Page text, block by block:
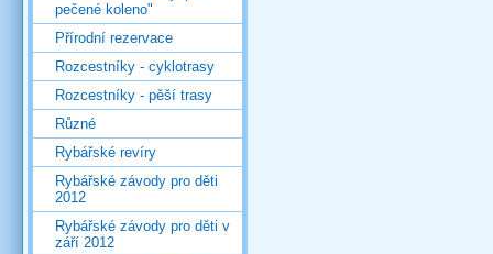
pečené koleno"
Přírodní rezervace
Rozcestníky - cyklotrasy
Rozcestníky - pěší trasy
Různé
Rybářské revíry
Rybářské závody pro děti
2012
Rybářské závody pro děti v
září 2012